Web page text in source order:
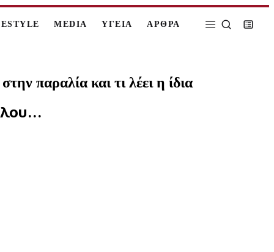
MEDIA ΥΓΕΙΑ ΑΡΘΡΑ
παραλία και τι λέει η ίδια